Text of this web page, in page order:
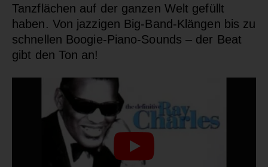
Tanzflächen auf der ganzen Welt gefüllt
haben. Von jazzigen Big-Band-Klängen bis zu
schnellen Boogie-Piano-Sounds – der Beat
gibt den Ton an!